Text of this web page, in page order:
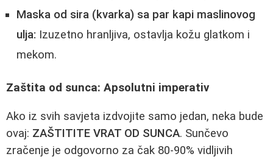
Maska od sira (kvarka) sa par kapi maslinovog
ulja: Izuzetno hranljiva, ostavlja kožu glatkom i
mekom.
Zaštita od sunca: Apsolutni imperativ
Ako iz svih savjeta izdvojite samo jedan, neka bude
ovaj: ZAŠTITITE VRAT OD SUNCA. Sunčevo
zračenje je odgovorno za čak 80-90% vidljivih